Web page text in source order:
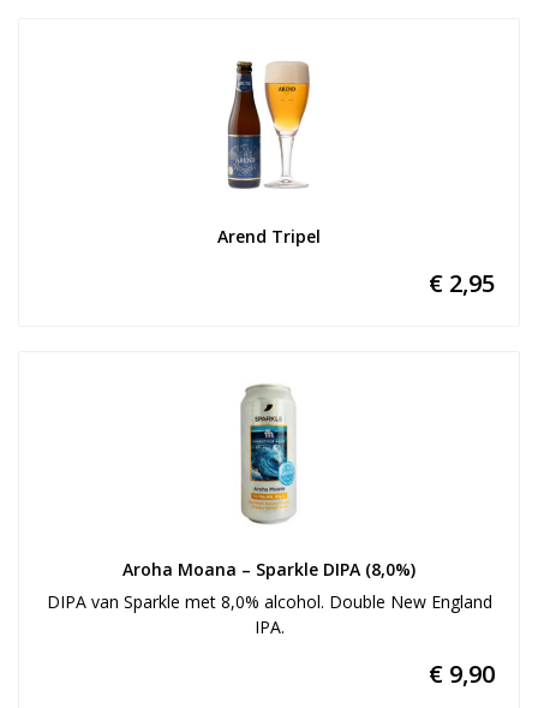
Arend Tripel
€ 2,95
Aroha Moana – Sparkle DIPA (8,0%)
DIPA van Sparkle met 8,0% alcohol. Double New England
IPA.
€ 9,90